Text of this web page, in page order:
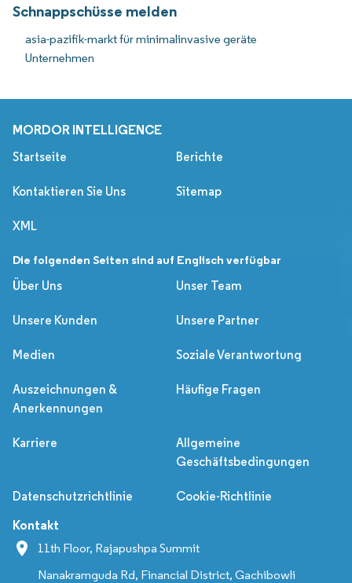
Schnappschüsse melden
asia-pazifik-markt für minimalinvasive geräte
Unternehmen
MORDOR INTELLIGENCE
Startseite Berichte
Kontaktieren Sie Uns Sitemap
XML
Die folgenden Seiten sind auf Englisch verfügbar
Über Uns
Unser Team
Unsere Kunden Unsere Partner
Medien Soziale Verantwortung
Auszeichnungen &
Anerkennungen
Häufige Fragen
Karriere
Allgemeine
Geschäftsbedingungen
Datenschutzrichtlinie Cookie-Richtlinie
Kontakt
11th Floor, Rajapushpa Summit
Nanakramguda Rd, Financial District, Gachibowli